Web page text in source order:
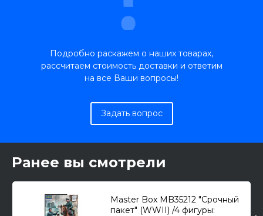
Подробно раскажем о наших товарах,
рассчитаем стоимость доставки и ответим
на все Ваши вопросы!
Задать вопрос
Ранее вы смотрели
Master Box MB35212 "Срочный
пакет" (WWII) /4 фигуры: